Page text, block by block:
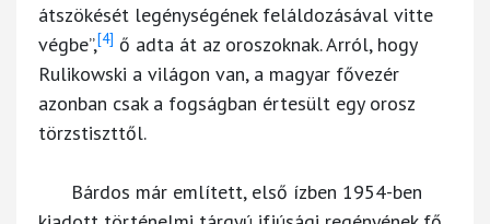
átszökését legénységének feláldozásával vitte
végbe”,[4] ő adta át az oroszoknak. Arról, hogy
Rulikowski a világon van, a magyar fővezér
azonban csak a fogságban értesült egy orosz
törzstiszttől.
Bárdos már említett, első ízben 1954-ben